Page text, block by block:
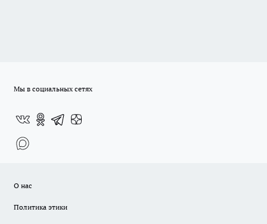
Мы в социальных сетях
О нас
Политика этики